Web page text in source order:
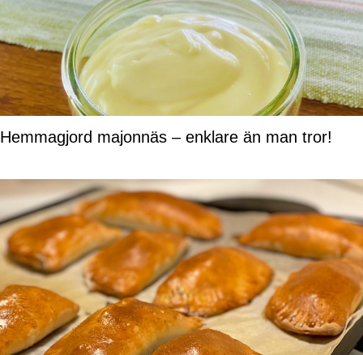
Hemmagjord majonnäs – enklare än man tror!